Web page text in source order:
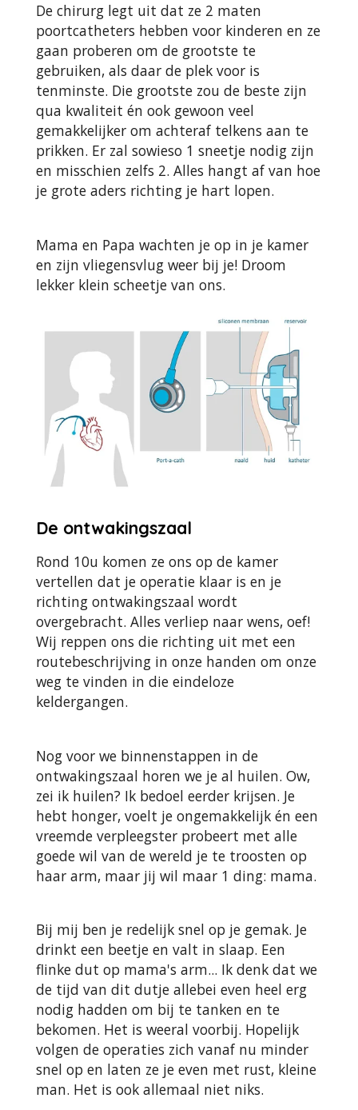
De chirurg legt uit dat ze 2 maten
poortcatheters hebben voor kinderen en ze
gaan proberen om de grootste te
gebruiken, als daar de plek voor is
tenminste. Die grootste zou de beste zijn
qua kwaliteit én ook gewoon veel
gemakkelijker om achteraf telkens aan te
prikken. Er zal sowieso 1 sneetje nodig zijn
en misschien zelfs 2. Alles hangt af van hoe
je grote aders richting je hart lopen.
Mama en Papa wachten je op in je kamer
en zijn vliegensvlug weer bij je! Droom
lekker klein scheetje van ons.
De ontwakingszaal
Rond 10u komen ze ons op de kamer
vertellen dat je operatie klaar is en je
richting ontwakingszaal wordt
overgebracht. Alles verliep naar wens, oef!
Wij reppen ons die richting uit met een
routebeschrijving in onze handen om onze
weg te vinden in die eindeloze
keldergangen.
Nog voor we binnenstappen in de
ontwakingszaal horen we je al huilen. Ow,
zei ik huilen? Ik bedoel eerder krijsen. Je
hebt honger, voelt je ongemakkelijk én een
vreemde verpleegster probeert met alle
goede wil van de wereld je te troosten op
haar arm, maar jij wil maar 1 ding: mama.
Bij mij ben je redelijk snel op je gemak. Je
drinkt een beetje en valt in slaap. Een
flinke dut op mama's arm... Ik denk dat we
de tijd van dit dutje allebei even heel erg
nodig hadden om bij te tanken en te
bekomen. Het is weeral voorbij. Hopelijk
volgen de operaties zich vanaf nu minder
snel op en laten ze je even met rust, kleine
man. Het is ook allemaal niet niks.